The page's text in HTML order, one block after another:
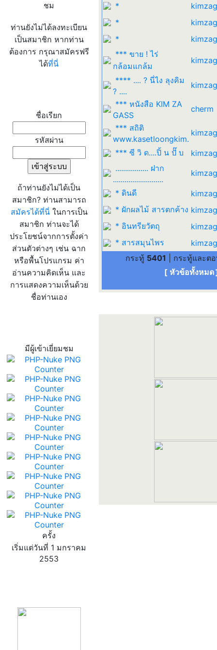
ชม
ท่านยังไม่ได้ลงทะเบียน
เป็นสมาชิก หากท่าน
ต้องการ กรุณาสมัครฟรี
ได้ที่นี่
ชื่อเรียก
รหัสผ่าน
ถ้าท่านยังไม่ได้เป็น
สมาชิก? ท่านสามารถ
สมัครได้ที่นี่ในการเป็น
สมาชิก ท่านจะได้
ประโยชน์จากการตั้งค่า
ส่วนตัวต่างๆ เช่น ฉาก
หรือพื้นโปรแกรม ค่า
อ่านความคิดเห็น และ
การแสดงความเห็นด้วย
ชื่อท่านเอง
มีผู้เข้าเยี่ยมชม
ครั้ง
เริ่มแต่วันที่ 1 มกราคม
2553
*
*
*
*** ขาย ! ไร่
กล้อมแกล้ม
**** .... ? นี่ไง ลุงคิม
? ....
*** หนังสือ KIM ZA
GASS
cherm
*** สถิติ
www.kasetloongkim.
*** ซี วิ ด....ปิ้ น ปั๊ บ
................. ฝาก
..........................
* ดินดี
* ผักผลไม้ สารตกค้าง
* อินทรียวัตถุ
* สารสมุนไพร
กระทู้ 5401 | กระทู้และต
[ หัวข้อทั้งหมด